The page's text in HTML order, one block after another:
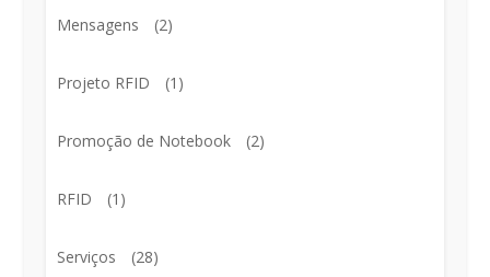
Mensagens (2)
Projeto RFID (1)
Promoção de Notebook (2)
RFID (1)
Serviços (28)